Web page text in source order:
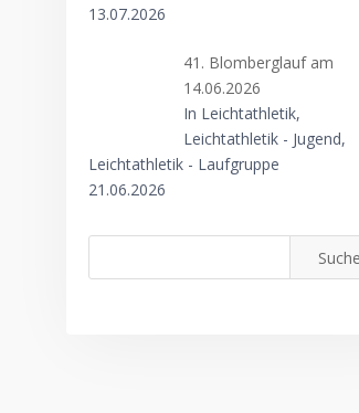
13.07.2026
41. Blomberglauf am
14.06.2026
In Leichtathletik,
Leichtathletik - Jugend,
Leichtathletik - Laufgruppe
21.06.2026